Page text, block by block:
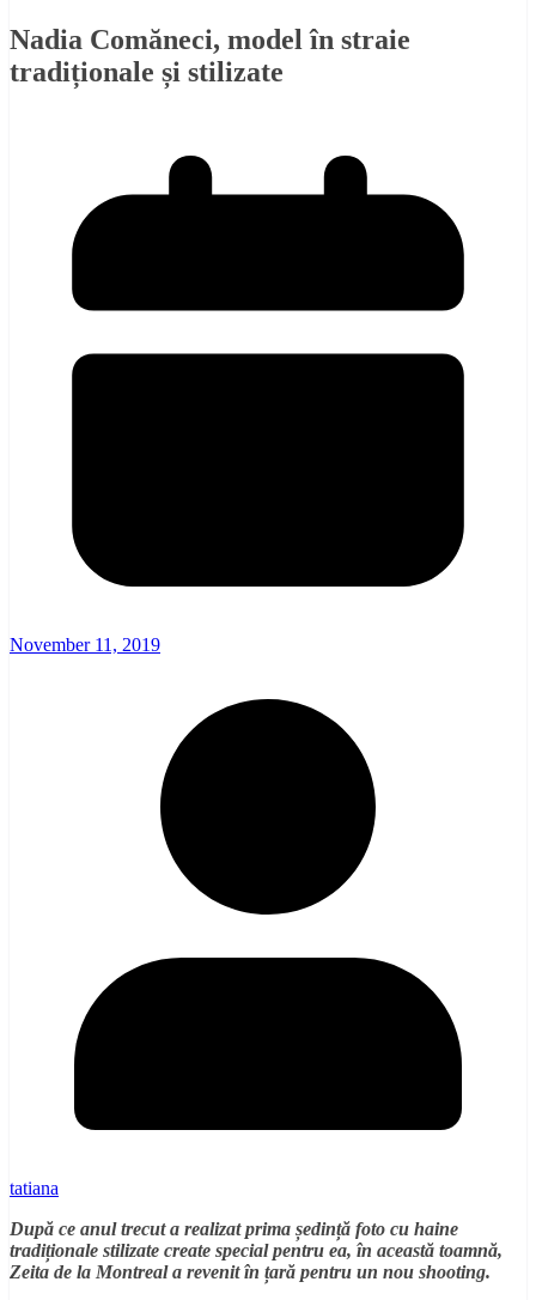
Nadia Comăneci, model în straie
tradiționale și stilizate
November 11, 2019
tatiana
După ce anul trecut a realizat prima ședință foto cu haine
tradiționale stilizate create special pentru ea, în această toamnă,
Zeita de la Montreal a revenit în țară pentru un nou shooting.